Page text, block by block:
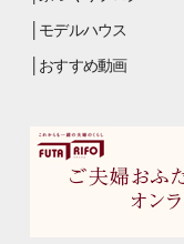
モデルハウス
おすすめ動画